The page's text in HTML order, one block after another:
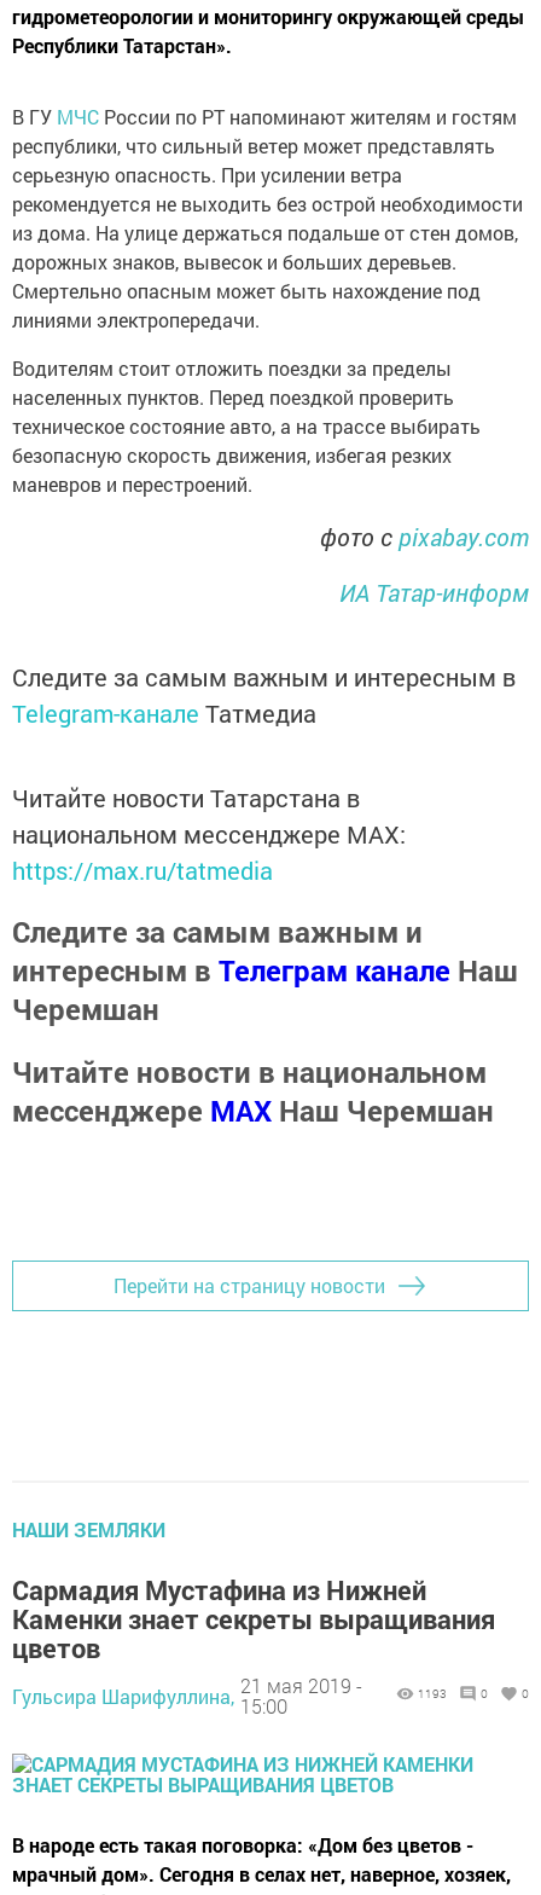
гидрометеорологии и мониторингу окружающей среды
Республики Татарстан».
В ГУ МЧС России по РТ напоминают жителям и гостям
республики, что сильный ветер может представлять
серьезную опасность. При усилении ветра
рекомендуется не выходить без острой необходимости
из дома. На улице держаться подальше от стен домов,
дорожных знаков, вывесок и больших деревьев.
Смертельно опасным может быть нахождение под
линиями электропередачи.
Водителям стоит отложить поездки за пределы
населенных пунктов. Перед поездкой проверить
техническое состояние авто, а на трассе выбирать
безопасную скорость движения, избегая резких
маневров и перестроений.
фото сpixabay.com
ИА Татар-информ
Следите за самым важным и интересным в
Telegram-канале Татмедиа
Читайте новости Татарстана в
национальном мессенджере MАХ:
https://max.ru/tatmedia
Следите за самым важным и
интересным в Телеграм канале Наш
Черемшан
Читайте новости в национальном
мессенджере MАХ Наш Черемшан
Перейти на страницу новости
НАШИ ЗЕМЛЯКИ
Сармадия Мустафина из Нижней
Каменки знает секреты выращивания
цветов
Гульсира Шарифуллина, 21 мая 2019 -
15:00
1193 0 0
В народе есть такая поговорка: «Дом без цветов -
мрачный дом». Сегодня в селах нет, наверное, хозяек,